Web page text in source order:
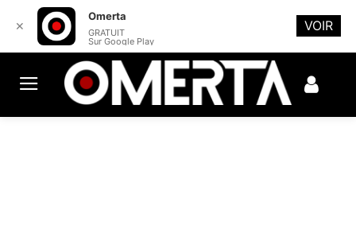
✕
Omerta
GRATUIT
Sur Google Play
VOIR